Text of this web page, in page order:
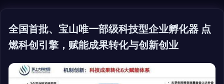
全国首批、宝山唯一部级科技型企业孵化器 点
燃科创引擎，赋能成果转化与创新创业